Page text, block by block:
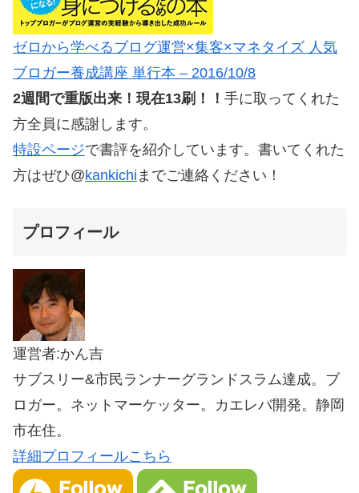
ゼロから学べるブログ運営×集客×マネタイズ 人気
ブロガー養成講座 単行本 – 2016/10/8
2週間で重版出来！現在13刷！！ 手に取ってくれた
方全員に感謝します。
特設ページで書評を紹介しています。書いてくれた
方はぜひ@kankichi までご連絡ください！
プロフィール
運営者:かん吉
サブスリー&市民ランナーグランドスラム達成。ブ
ロガー。ネットマーケッター。カエレバ開発。静岡
市在住。
詳細プロフィールこちら